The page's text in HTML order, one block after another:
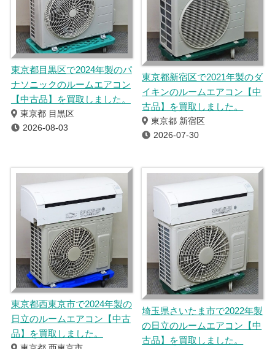
東京都目黒区で2024年製のパ
ナソニックのルームエアコン
【中古品】を買取しました。
東京都 目黒区
2026-08-03
東京都新宿区で2021年製のダ
イキンのルームエアコン【中
古品】を買取しました。
東京都 新宿区
2026-07-30
東京都西東京市で2024年製の
日立のルームエアコン【中古
品】を買取しました。
埼玉県さいたま市で2022年製
の日立のルームエアコン【中
古品】を買取しました。